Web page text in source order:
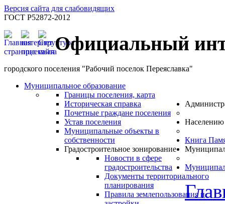
Версия сайта для слабовидящих
ГОСТ Р52872-2012
Официальный
городского поселения "Рабочий поселок Переяславка"
Муниципальное образование
Границы поселения, карта
Историческая справка
Почетные граждане поселения
Устав поселения
Муниципальные объекты в
собственности
Градостроительное зонирование
Новости в сфере
градостроительства
Документы территориального
планирования
Правила землепользования и
Населению
Книга